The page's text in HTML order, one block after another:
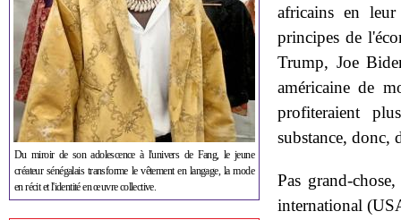
Du miroir de son adolescence à l'univers de Fang, le jeune
créateur sénégalais transforme le vêtement en langage, la mode
en récit et l'identité en œuvre collective.
africains en
principes de
Trump, Joe
américaine de
profiteraient
substance, donc,
Pas grand-
international